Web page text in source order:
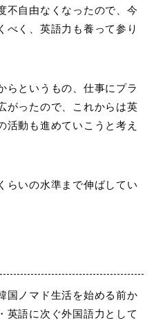
不自由なくなったので、今
べく、英語力も養って参り
らというもの、仕事にプラ
がったので、これからは英
活動も進めていこうと考え
らいの水準まで伸ばしてい
国ノマド生活を始める前か
英語に次ぐ外国語力として